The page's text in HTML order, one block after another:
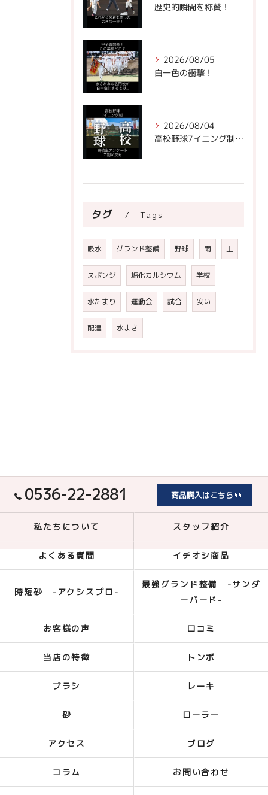
歴史的瞬間を称賛！
2026/08/05
白一色の衝撃！
2026/08/04
高校野球7イニング制への声。
タグ Tags
吸水 グランド整備 野球 雨 土
スポンジ 塩化カルシウム 学校
水たまり 運動会 試合 安い
配達 水まき
0536-22-2881 商品購入はこちら
私たちについて スタッフ紹介
よくある質問 イチオシ商品
時短砂 -アクシスプロ-
最強グランド整備 -サンダ
ーバード-
お客様の声 口コミ
当店の特徴 トンボ
ブラシ レーキ
砂 ローラー
アクセス ブログ
コラム お問い合わせ